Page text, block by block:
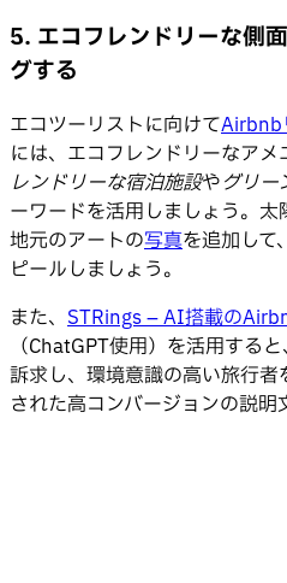
5. エコフレンドリーな側
グする
エコツーリストに向けてAirbnb
には、エコフレンドリーなアメ
レンドリーな宿泊施設やグリー
ーワードを活用しましょう。太
地元のアートの写真を追加して
ピールしましょう。
また、 STRings – AI搭載の
（ChatGPT使用）を活用する
訴求し、環境意識の高い旅行
された高コンバージョンの説明